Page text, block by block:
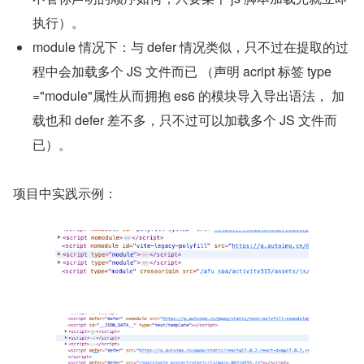
执行）。
module 情况下：与 defer 情况类似，只不过在提取的过
程中会加载多个 JS 文件而已 （声明 acript 标签 type
="module"属性从而拥抱 es6 的模块导入导出语法， 加
载也和 defer 差不多，只不过可以加载多个 JS 文件而
已）。
项目中实践示例：